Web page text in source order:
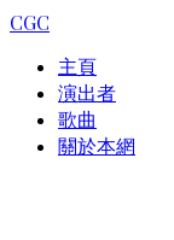
CGC
主頁
演出者
歌曲
關於本網